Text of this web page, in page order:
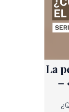
La
–